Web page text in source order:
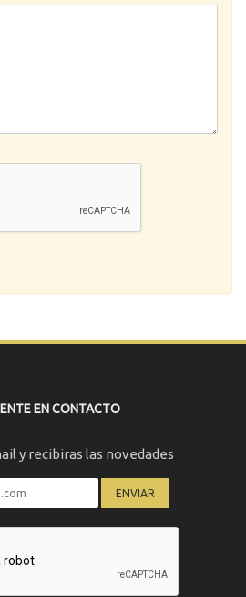
EN CONTACTO
y recibiras las novedades